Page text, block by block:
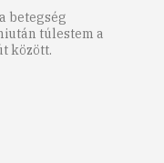
betegség
túlestem a
között.